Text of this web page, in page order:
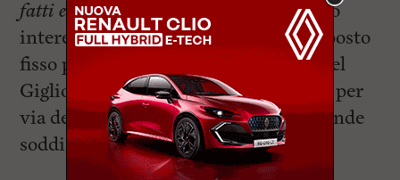
fatti e tante parole”. Il nuovo consorzio
interesserà quindi i commercianti a posto
fisso presenti nell’area che va da via del
Giglio a via della Coroncina passando per
via del Cardinale e via Di Franco. Grande
soddisfazione per